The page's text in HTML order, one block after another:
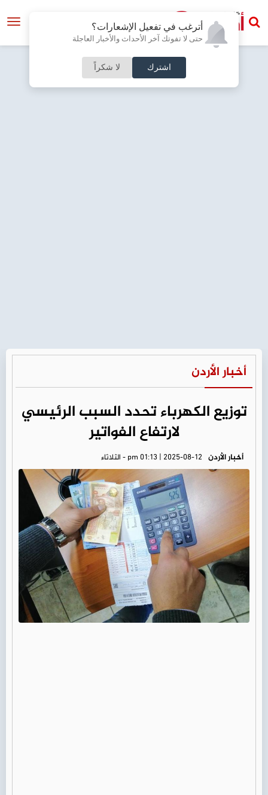
أترغب في تفعيل الإشعارات؟
حتى لا تفوتك آخر الأحداث والأخبار العاجلة
اشترك لا شكراً
أخبار الأردن
توزيع الكهرباء تحدد السبب الرئيسي
لارتفاع الفواتير
أخبار الأردن pm 01:13 | 2025-08-12 - الثلاثاء